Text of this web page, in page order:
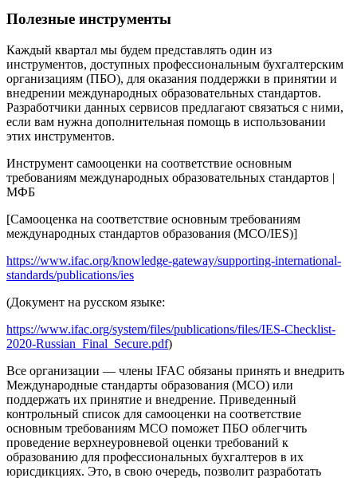
Полезные инструменты
Каждый квартал мы будем представлять один из
инструментов, доступных профессиональным бухгалтерским
организациям (ПБО), для оказания поддержки в принятии и
внедрении международных образовательных стандартов.
Разработчики данных сервисов предлагают связаться с ними,
если вам нужна дополнительная помощь в использовании
этих инструментов.
Инструмент самооценки на соответствие основным
требованиям международных образовательных стандартов |
МФБ
[Самооценка на соответствие основным требованиям
международных стандартов образования (МСО/IES)]
https://www.ifac.org/knowledge-gateway/supporting-international-
standards/publications/ies
(Документ на русском языке:
https://www.ifac.org/system/files/publications/files/IES-Checklist-
2020-Russian_Final_Secure.pdf)
Все организации ― члены IFAC обязаны принять и внедрить
Международные стандарты образования (МСО) или
поддержать их принятие и внедрение. Приведенный
контрольный список для самооценки на соответствие
основным требованиям МСО поможет ПБО облегчить
проведение верхнеуровневой оценки требований к
образованию для профессиональных бухгалтеров в их
юрисдикциях. Это, в свою очередь, позволит разработать